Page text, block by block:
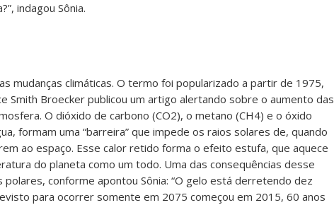
indagou Sônia.
mudanças climáticas. O termo foi popularizado a partir de 1975,
Smith Broecker publicou um artigo alertando sobre o aumento das
O dióxido de carbono (CO2), o metano (CH4) e o óxido
formam uma “barreira” que impede os raios solares de, quando
ao espaço. Esse calor retido forma o efeito estufa, que aquece
do planeta como um todo. Uma das consequências desse
conforme apontou Sônia: “O gelo está derretendo dez
para ocorrer somente em 2075 começou em 2015, 60 anos